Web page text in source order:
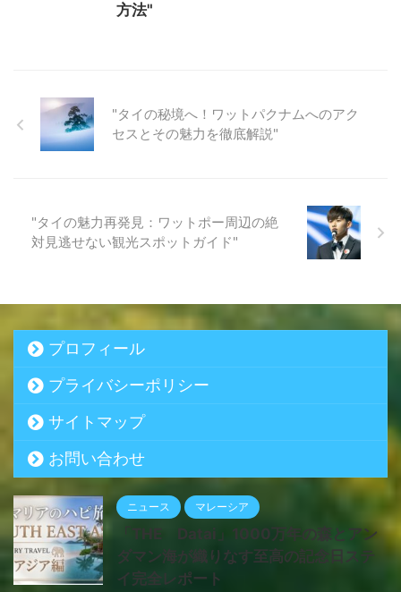
方法"
"タイの秘境へ！ワットパクナムへのアク
セスとその魅力を徹底解説"
"タイの魅力再発見：ワットポー周辺の絶
対見逃せない観光スポットガイド"
プロフィール
プライバシーポリシー
サイトマップ
お問い合わせ
ニュース マレーシア
「THE Datai」1000万年の森とアン
ダマン海が織りなす至高の記念日ステ
イ完全レポート